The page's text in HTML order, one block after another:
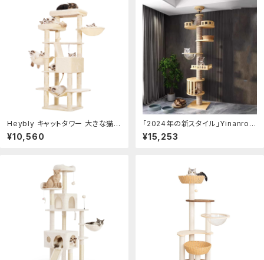
ック 見晴台 ねこハウス ボンボン
運動不足解消 人気 おしゃれ - ベ
レー
Heybly キャットタワー 大きな猫や
多頭飼い 超スリム 据え置き型 省
スペース 登りやすい ハンモック2つ
¥10,560
「2024年の新スタイル」Yinanroa
タワーキャット,キャットタワー 大型
猫用宇宙船、籐のバスケットとガー
爪とぎ 全縄巻き 運動不足 ストレス
解消 太い支柱 多頭飼い 安定性良
¥15,253